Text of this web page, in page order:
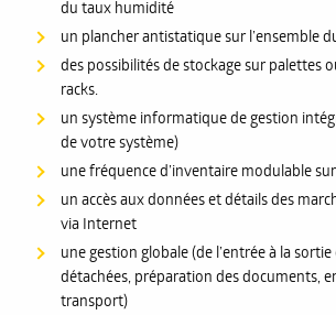
du taux humidité
un plancher antistatique sur l’ensemble
des possibilités de stockage sur palettes
racks.
un système informatique de gestion
de votre système)
une fréquence d’inventaire modulable
un accès aux données et détails des
via Internet
une gestion globale (de l’entrée à la sortie
détachées, préparation des documents,
transport)